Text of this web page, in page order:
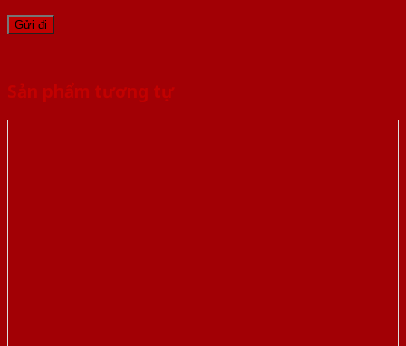
Sản phẩm tương tự